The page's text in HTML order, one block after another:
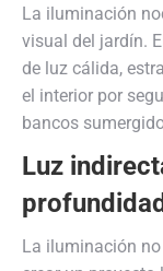
La iluminación
visual del jardín.
de luz cálida,
el interior por
bancos
Luz
La iluminación